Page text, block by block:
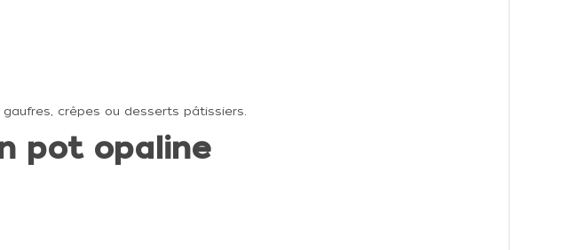
crêpes ou desserts pâtissiers.
pot opaline